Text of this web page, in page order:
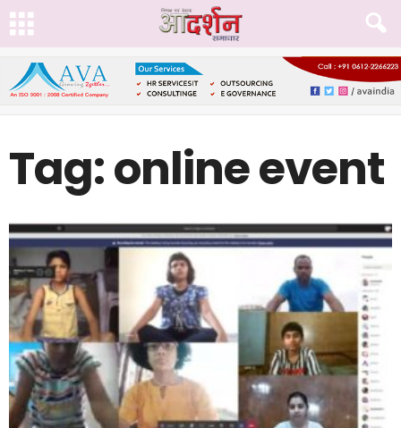
Tag: online event